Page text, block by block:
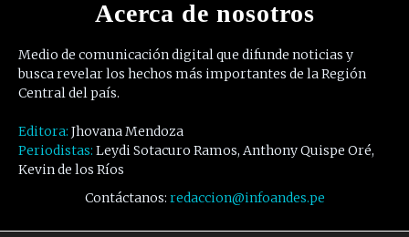
Acerca de nosotros
Medio de comunicación digital que difunde noticias y
busca revelar los hechos más importantes de la Región
Central del país.
Editora: Jhovana Mendoza
Periodistas: Leydi Sotacuro Ramos, Anthony Quispe Oré,
Kevin de los Ríos
Contáctanos: redaccion@infoandes.pe